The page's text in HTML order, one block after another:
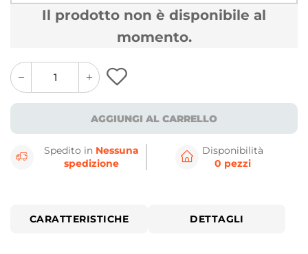
Il prodotto non è disponibile al
momento.
quantity
button
quantity
minus
button
AGGIUNGI AL CARRELLO
Spedito in Nessuna
spedizione
Disponibilità
0 pezzi
CARATTERISTICHE DETTAGLI